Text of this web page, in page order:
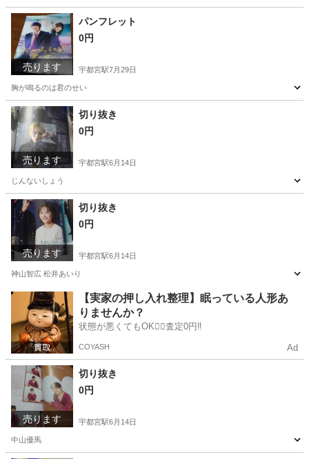
栃木 宇都宮市
売ります
パンフレット
0円
宇都宮駅7月29日
胸が鳴るのは君のせい
栃木 宇都宮市 宇都宮駅
売ります
切り抜き
0円
宇都宮駅6月14日
じんないしょう
栃木 宇都宮市 宇都宮駅
売ります
切り抜き
0円
宇都宮駅6月14日
神山智広 松井あいり
栃木 宇都宮市 宇都宮駅 家具 切り抜き
【実家の押し入れ整理】眠っている人形あ
りませんか？
状態が悪くてもOK🙆‍♀️査定0円‼️
COYASH Ad
売ります
切り抜き
0円
宇都宮駅6月14日
中山優馬